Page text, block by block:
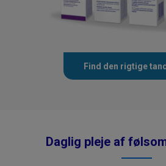
Find den rigtige
Daglig pleje af